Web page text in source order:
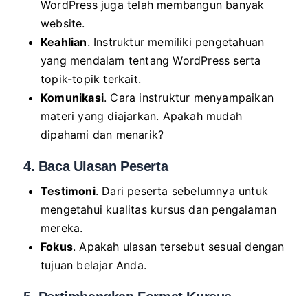
WordPress juga telah membangun banyak
website.
Keahlian. Instruktur memiliki pengetahuan
yang mendalam tentang WordPress serta
topik-topik terkait.
Komunikasi. Cara instruktur menyampaikan
materi yang diajarkan. Apakah mudah
dipahami dan menarik?
4. Baca Ulasan Peserta
Testimoni. Dari peserta sebelumnya untuk
mengetahui kualitas kursus dan pengalaman
mereka.
Fokus. Apakah ulasan tersebut sesuai dengan
tujuan belajar Anda.